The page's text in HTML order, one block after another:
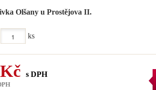
Olšany u Prostějova II.
ks
s DPH